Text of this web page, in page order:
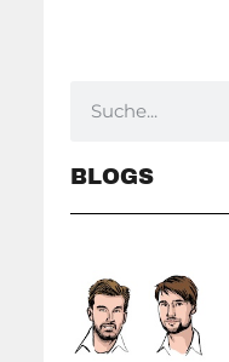
BLOGS